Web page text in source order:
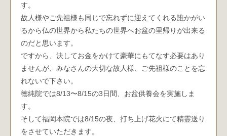
す。
故人様やご先祖様も同じで忘れずに迎えてくれる誰かがい
るから仏の世界から私たちの世界へお盆の里帰りが出来る
のだと思います。
ですから、決してお金をかけて豪華にもてなす必要はあり
ませんが、みなさんの大切な故人様、ご先祖様のことを忘
れないで下さい。
徳純院では8/13〜8/15の3日間、お盆供養会を実施しま
す。
そして福岡本院では8/15の夜、打ち上げ花火にて精霊送り
をさせていただきます。